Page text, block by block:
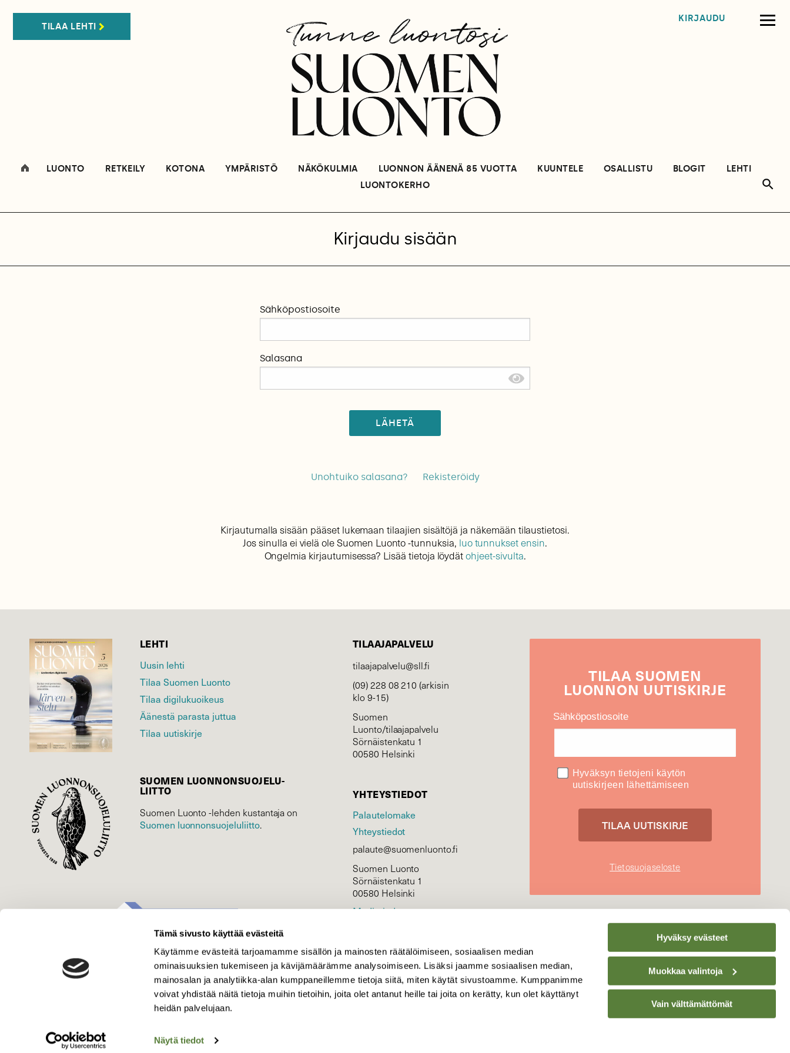
Tämä sivusto käyttää evästeitä
Käytämme evästeitä tarjoamamme sisällön ja mainosten räätälöimiseen, sosiaalisen median
ominaisuuksien tukemiseen ja kävijämäärämme analysoimiseen. Lisäksi jaamme sosiaalisen median,
mainosalan ja analytiikka-alan kumppaneillemme tietoja siitä, miten käytät sivustoamme. Kumppanimme
voivat yhdistää näitä tietoja muihin tietoihin, joita olet antanut heille tai joita on kerätty, kun olet käyttänyt
heidän palvelujaan.
Näytä tiedot
Hyväksy evästeet
Muokkaa valintoja
Vain välttämättömät
TILAA LEHTI
KIRJAUDU
LUONTO RETKEILY KOTONA YMPÄRISTÖ NÄKÖKULMIA LUONNON ÄÄNENÄ 85 VUOTTA KUUNTELE OSALLISTU BLOGIT
LEHTI
LUONTOKERHO
Kirjaudu sisään
Sähköpostiosoite
Salasana
LÄHETÄ
Unohtuiko salasana? Rekisteröidy
Kirjautumalla sisään pääset lukemaan tilaajien sisältöjä ja näkemään tilaustietosi.
Jos sinulla ei vielä ole Suomen Luonto -tunnuksia, luo tunnukset ensin.
Ongelmia kirjautumisessa? Lisää tietoja löydätohjeet-sivulta.
LEHTI
Uusin lehti
Tilaa Suomen Luonto
Tilaa digilukuoikeus
Äänestä parasta juttua
Tilaa uutiskirje
SUOMEN LUONNON­SUOJELU­
LIITTO
Suomen Luonto -lehden kustantaja on
Suomen luonnonsuojelu­liitto.
TILAAJAPALVELU
tilaajapalvelu@sll.fi
(09) 228 08 210 (arkisin
klo 9-15)
Suomen
Luonto/tilaajapalvelu
Sörnäistenkatu 1
00580 Helsinki
YHTEYSTIEDOT
Palautelomake
Yhteystiedot
palaute@suomenluonto.fi
Suomen Luonto
Sörnäistenkatu 1
00580 Helsinki
Mediatiedot
KIRJAUDU
TILAASUOMEN
LUONNON UUTIS­KIRJE
Sähköpostiosoite
Hyväksyn tietojeni käytön
uutiskirjeen lähettämiseen
Tietosuojaseloste